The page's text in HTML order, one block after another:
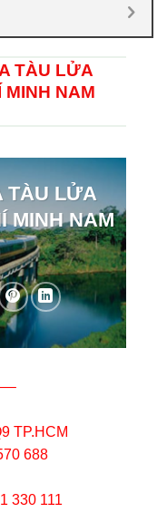
TÀU LỬA
MINH NAM
TÀU LỬA
MINH NAM
TP.HCM
688
330 111